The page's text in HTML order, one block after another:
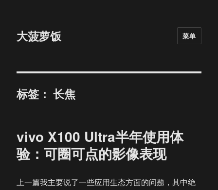
大菠萝饭 菜单
标签：长焦
vivo X100 Ultra半年使用体
验：可圈可点的影像表现
上一篇我主要说了一些应用生态方面的问题，其中绝